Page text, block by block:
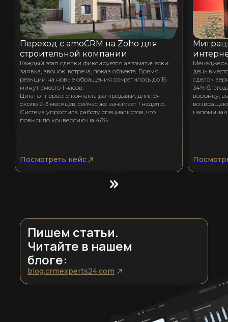
Менеджеры
день
сделок
34%
воронку,
Переход с amoCRM на Zoho для
строительной компании
Каждый этап сделки фиксируется автоматически:
заявка, звонок, встреча, показ объекта. Время
реакции на новые обращения сократилось до 15
минут вместо 1 часов.
Цикл от первого контакта до продажи, длился
около 2-3 месяцев, сейчас же занимает 1 неделю.
Система упростила работу специалистов, что
повысило конверсию на 46%.
Посмотреть кейс
Пишем статьи.
Читайте в нашем
блоге:
blog.crmexperts24.com